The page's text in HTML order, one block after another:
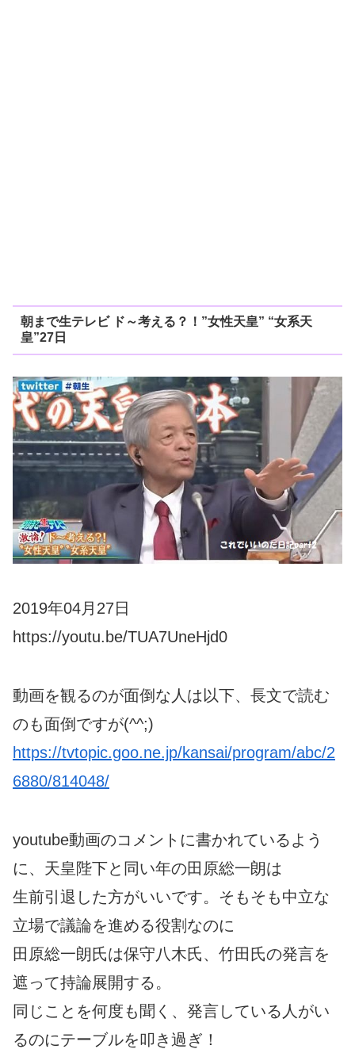
朝まで生テレビ ド～考える？！”女性天皇” “女系天
皇”27日
2019年04月27日
https://youtu.be/TUA7UneHjd0
動画を観るのが面倒な人は以下、長文で読む
のも面倒ですが(^^;)
https://tvtopic.goo.ne.jp/kansai/program/abc/2
6880/814048/
youtube動画のコメントに書かれているよう
に、天皇陛下と同い年の田原総一朗は
生前引退した方がいいです。そもそも中立な
立場で議論を進める役割なのに
田原総一朗氏は保守八木氏、竹田氏の発言を
遮って持論展開する。
同じことを何度も聞く、発言している人がい
るのにテーブルを叩き過ぎ！